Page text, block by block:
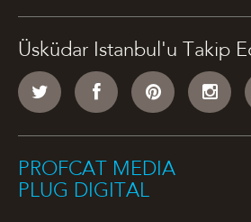
Üsküdar Istanbul'u Takip
PROFCAT MEDIA
PLUG DIGITAL